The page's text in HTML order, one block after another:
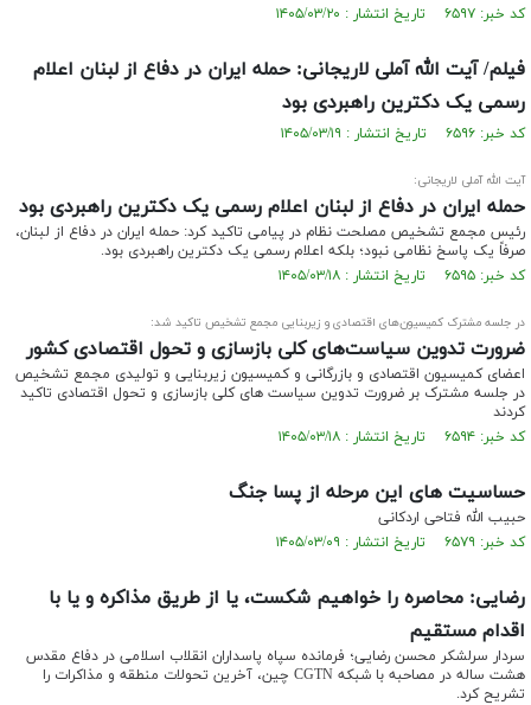
کد خبر: ۶۵۹۷ تاریخ انتشار : ۱۴۰۵/۰۳/۲۰
فیلم/ آیت الله آملی لاریجانی: حمله ایران در دفاع از لبنان اعلام
رسمی یک دکترین راهبردی بود
کد خبر: ۶۵۹۶ تاریخ انتشار : ۱۴۰۵/۰۳/۱۹
آیت الله آملی لاریجانی:
حمله ایران در دفاع از لبنان اعلام رسمی یک دکترین راهبردی بود
رئیس مجمع تشخیص مصلحت نظام در پیامی تاکید کرد: حمله ایران در دفاع از لبنان،
صرفاً یک پاسخ نظامی نبود؛ بلکه اعلام رسمی یک دکترین راهبردی بود.
کد خبر: ۶۵۹۵ تاریخ انتشار : ۱۴۰۵/۰۳/۱۸
در جلسه‌ مشترک کمیسیون‌های اقتصادی و زیربنایی مجمع تشخیص تاکید شد:
ضرورت تدوین سیاست‌های کلی بازسازی و تحول اقتصادی کشور
اعضای کمیسیون اقتصادی و بازرگانی و کمیسیون زیربنایی و تولیدی مجمع تشخیص
در جلسه مشترک بر ضرورت تدوین سیاست های کلی بازسازی و تحول اقتصادی تاکید
کردند
کد خبر: ۶۵۹۴ تاریخ انتشار : ۱۴۰۵/۰۳/۱۸
حساسیت های این مرحله از پسا جنگ
حبیب الله فتاحی اردکانی
کد خبر: ۶۵۷۹ تاریخ انتشار : ۱۴۰۵/۰۳/۰۹
رضایی: محاصره را خواهیم شکست، یا از طریق مذاکره و یا با
اقدام مستقیم
سردار سرلشکر محسن رضایی؛ فرمانده سپاه پاسداران انقلاب اسلامی در دفاع مقدس
هشت ساله در مصاحبه با شبکه CGTN چین، آخرین تحولات منطقه و مذاکرات را
تشریح کرد.